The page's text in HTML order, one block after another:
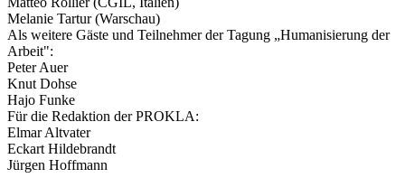
Melanie Tartur (Warschau)
Als weitere Gäste und Teilnehmer der Tagung „Humanisierung der
Arbeit":
Peter Auer
Knut Dohse
Hajo Funke
Für die Redaktion der PROKLA:
Elmar Altvater
Eckart Hildebrandt
Jürgen Hoffmann